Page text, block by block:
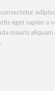
eget sapien a
mauris aliquam